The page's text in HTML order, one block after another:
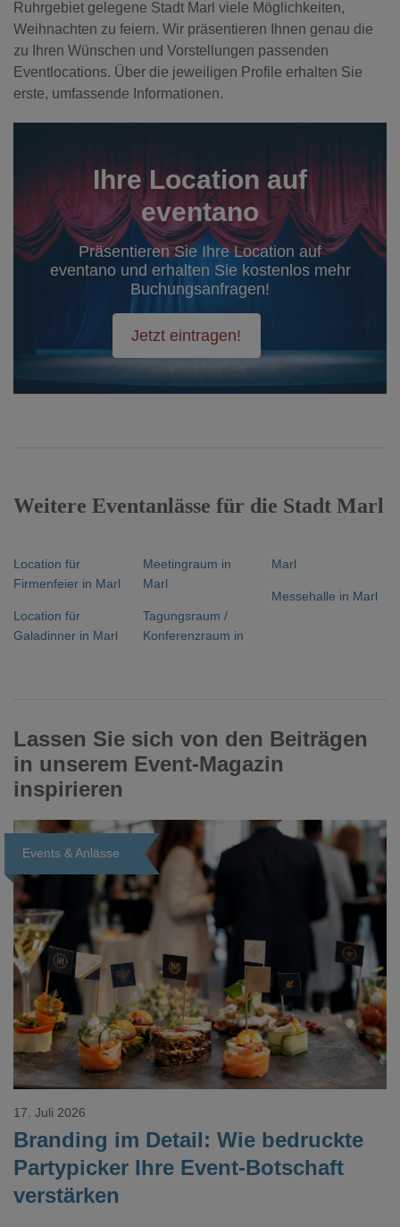
Ruhrgebiet gelegene Stadt Marl viele Möglichkeiten,
Weihnachten zu feiern. Wir präsentieren Ihnen genau die
zu Ihren Wünschen und Vorstellungen passenden
Eventlocations. Über die jeweiligen Profile erhalten Sie
erste, umfassende Informationen.
Ihre Location auf
eventano
Präsentieren Sie Ihre Location auf
eventano und erhalten Sie kostenlos mehr
Buchungsanfragen!
Jetzt eintragen!
Weitere Eventanlässe für die Stadt Marl
Location für
Firmenfeier in Marl
Location für
Galadinner in Marl
Meetingraum in
Marl
Tagungsraum /
Konferenzraum in
Marl
Messehalle in Marl
Lassen Sie sich von den Beiträgen
in unserem Event-Magazin
inspirieren
Events & Anlässe
Loading...
Branding im Detail: Wie bedruckte
Partypicker Ihre Event-Botschaft
verstärken
17. Juli 2026